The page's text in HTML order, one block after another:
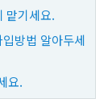
맡기세요.
방법 알아두세
요.